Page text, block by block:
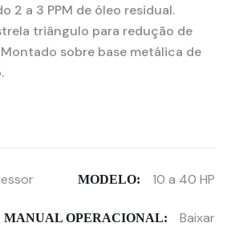
2 a 3 PPM de óleo residual.
triângulo para redução de
sobre base metálica de
MODELO: 10 a 40 HP
MANUAL OPERACIONAL: Baixar